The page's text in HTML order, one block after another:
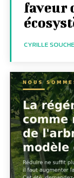
faveur
CYRILLE SOUCHE